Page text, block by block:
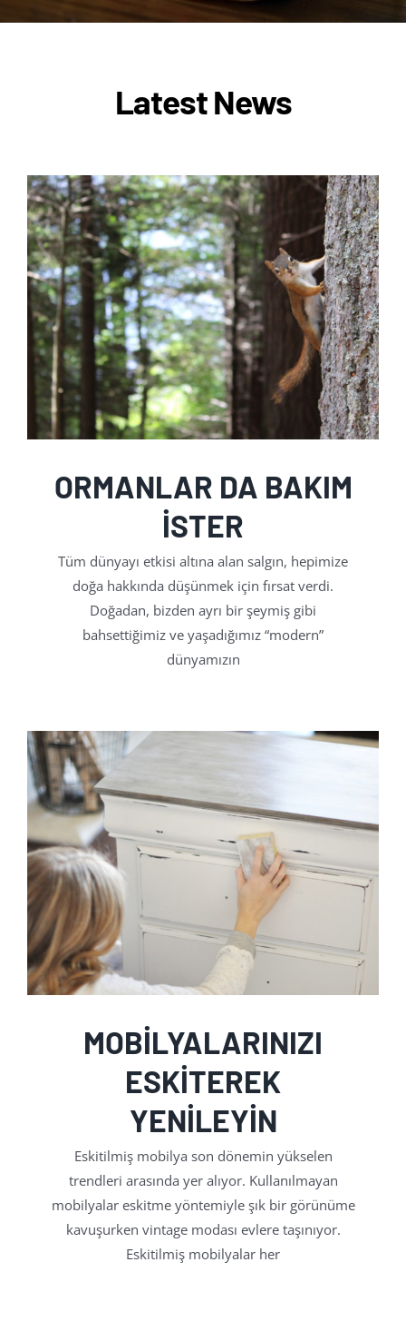
Latest News
ORMANLAR DA BAKIM
İSTER
Tüm dünyayı etkisi altına alan salgın, hepimize
doğa hakkında düşünmek için fırsat verdi.
Doğadan, bizden ayrı bir şeymiş gibi
bahsettiğimiz ve yaşadığımız “modern”
dünyamızın
MOBİLYALARINIZI
ESKİTEREK
YENİLEYİN
Eskitilmiş mobilya son dönemin yükselen
trendleri arasında yer alıyor. Kullanılmayan
mobilyalar eskitme yöntemiyle şık bir görünüme
kavuşurken vintage modası evlere taşınıyor.
Eskitilmiş mobilyalar her